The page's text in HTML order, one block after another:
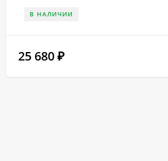
В НАЛИЧИИ
25 680 ₽